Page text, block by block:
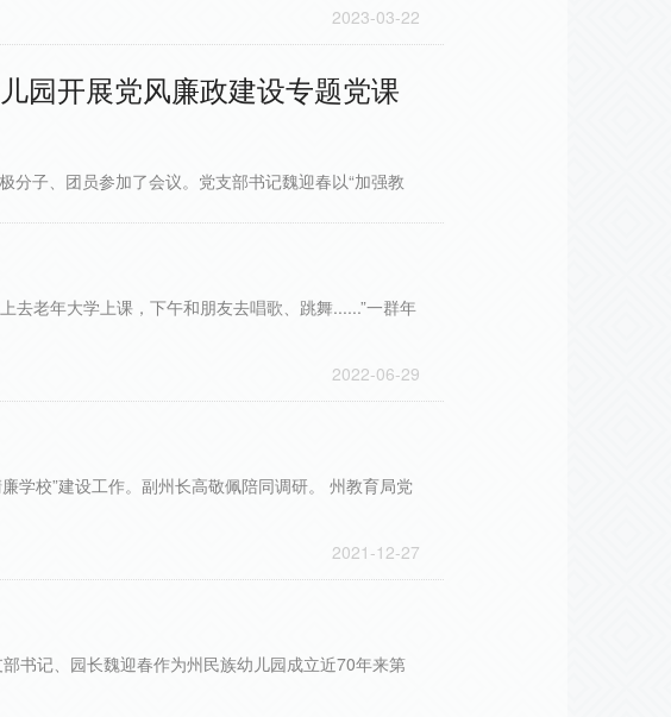
2023-03-22
园开展党风廉政建设专题党课
子、团员参加了会议。党支部书记魏迎春以“加强教
去老年大学上课，下午和朋友去唱歌、跳舞......”一群年
2022-06-29
校”建设工作。副州长高敬佩陪同调研。 州教育局党
2021-12-27
书记、园长魏迎春作为州民族幼儿园成立近70年来第